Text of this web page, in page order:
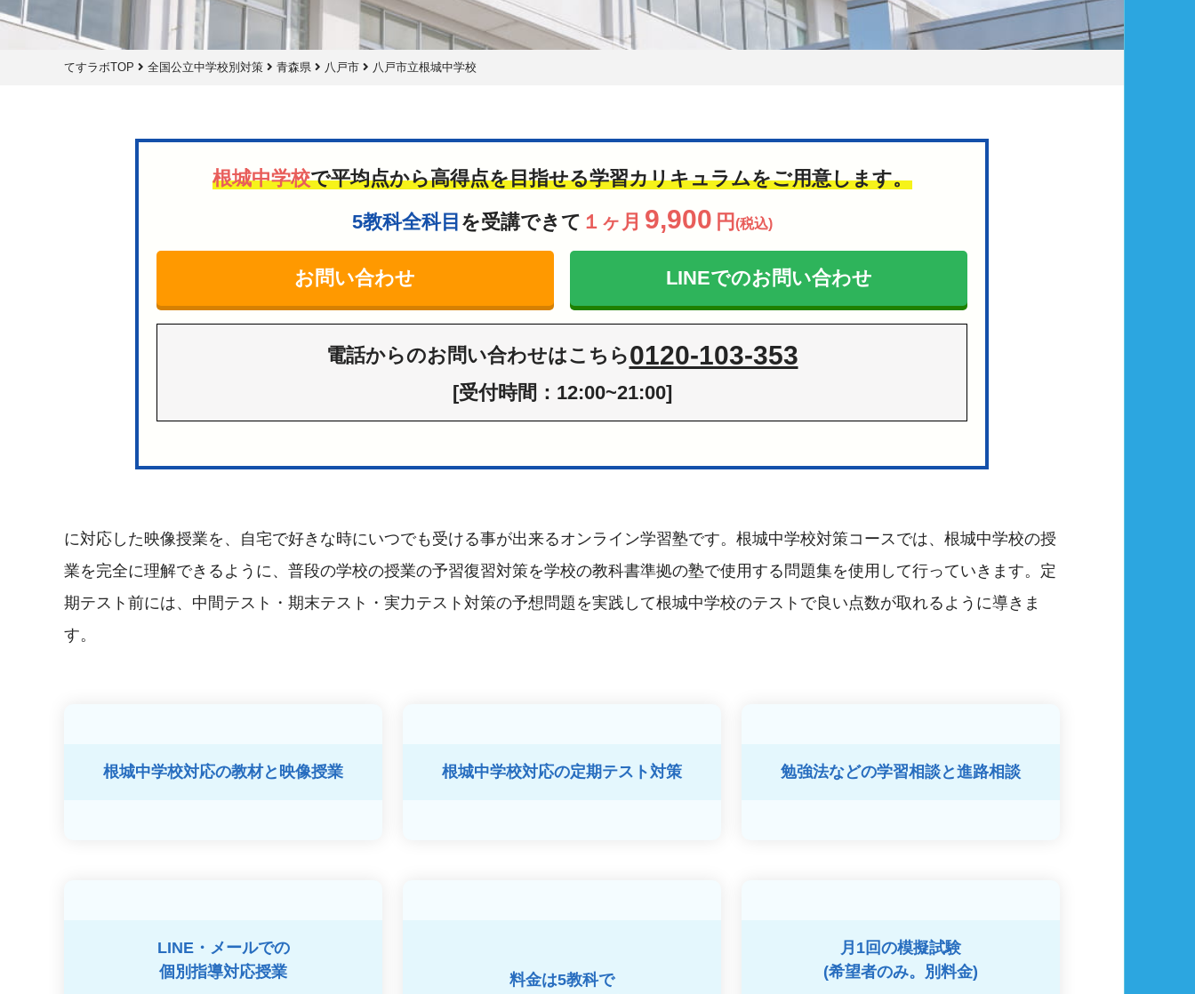
てすラボTOP 全国公立中学校別対策 青森県 八戸市 八戸市立根城中学校
根城中学校で平均点から高得点を目指せる学習カリキュラムをご用意します。
5教科全科目 を受講できて １ヶ月 9,900 円 (税込)
お問い合わせ LINEでのお問い合わせ
電話からのお問い合わせはこちら0120-103-353
[受付時間：12:00~21:00]
に対応した映像授業を、自宅で好きな時にいつでも受ける事が出来るオンライン学習塾です。根城中学校対策コースでは、根城中学校の授
業を完全に理解できるように、普段の学校の授業の予習復習対策を学校の教科書準拠の塾で使用する問題集を使用して行っていきます。定
期テスト前には、中間テスト・期末テスト・実力テスト対策の予想問題を実践して根城中学校のテストで良い点数が取れるように導きま
す。
根城中学校対応の教材と映像授業 根城中学校対応の定期テスト対策 勉強法などの学習相談と進路相談
LINE・メールでの
個別指導対応授業
料金は5教科で
月1回の模擬試験
(希望者のみ。別料金)